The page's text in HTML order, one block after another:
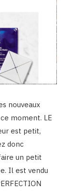
nouveaux
moment. LE
est petit,
donc
un petit
Il est vendu